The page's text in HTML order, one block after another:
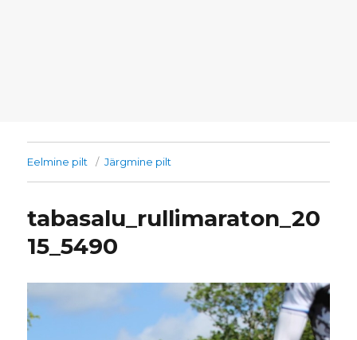
Eelmine pilt Järgmine pilt
tabasalu_rullimaraton_20
15_5490